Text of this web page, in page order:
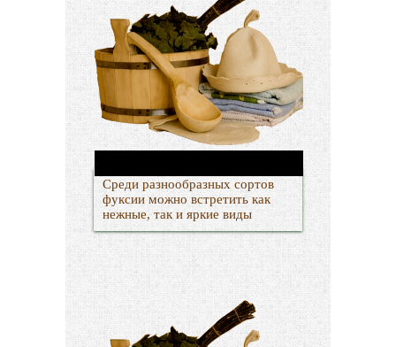
Среди разнообразных сортов
фуксии можно встретить как
нежные, так и яркие виды